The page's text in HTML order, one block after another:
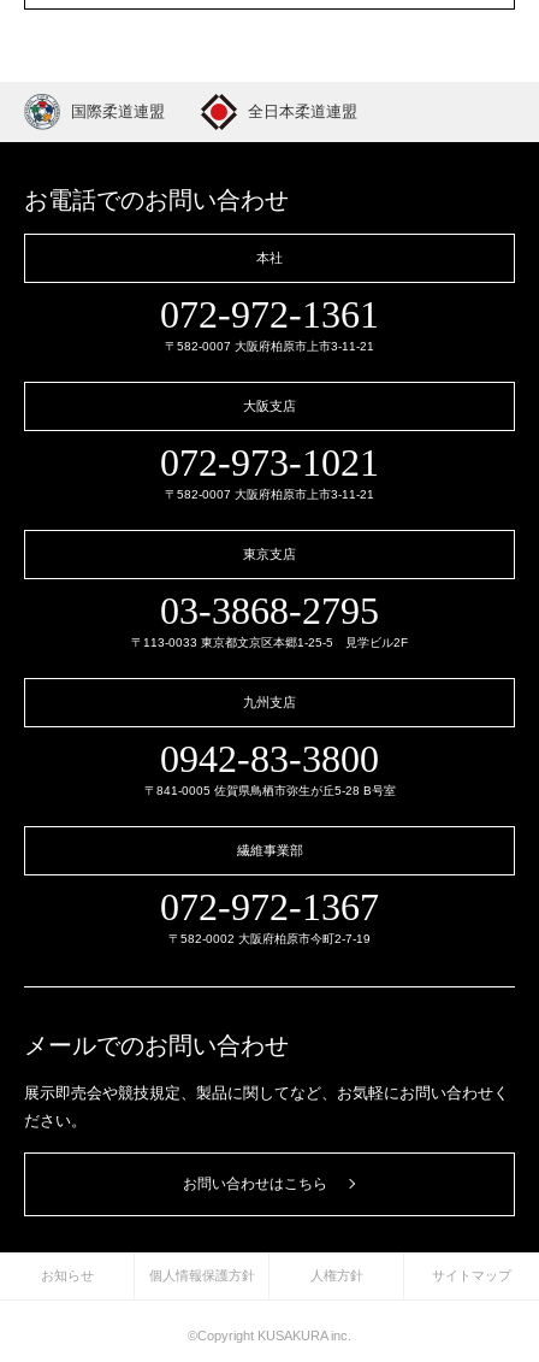
国際柔道連盟 全日本柔道連盟
お電話でのお問い合わせ
本社
072-972-1361
〒582-0007 大阪府柏原市上市3-11-21
大阪支店
072-973-1021
〒582-0007 大阪府柏原市上市3-11-21
東京支店
03-3868-2795
〒113-0033 東京都文京区本郷1-25-5 見学ビル2F
九州支店
0942-83-3800
〒841-0005 佐賀県鳥栖市弥生が丘5-28 B号室
繊維事業部
072-972-1367
〒582-0002 大阪府柏原市今町2-7-19
メールでのお問い合わせ
展示即売会や競技規定、製品に関してなど、 お気軽にお問い合わせく
ださい。
お問い合わせはこちら
お知らせ 個人情報保護方針 人権方針 サイトマップ
©Copyright KUSAKURA inc.